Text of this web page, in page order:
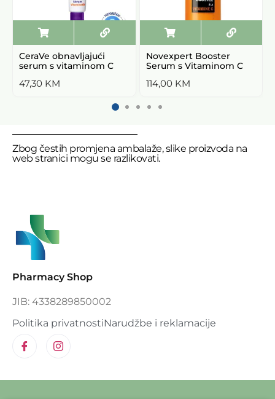
CeraVe obnavljajući
serum s vitaminom C
47,30 KM
Novexpert Booster
Serum s Vitaminom C
114,00 KM
Zbog čestih promjena ambalaže, slike proizvoda na
web stranici mogu se razlikovati.
Pharmacy Shop
JIB: 4338289850002
Politika privatnostiNarudžbe i reklamacije